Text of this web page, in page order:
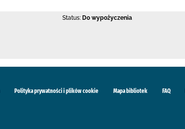
Status: Do wypożyczenia
Polityka prywatności i plików cookie Mapa bibliotek FAQ